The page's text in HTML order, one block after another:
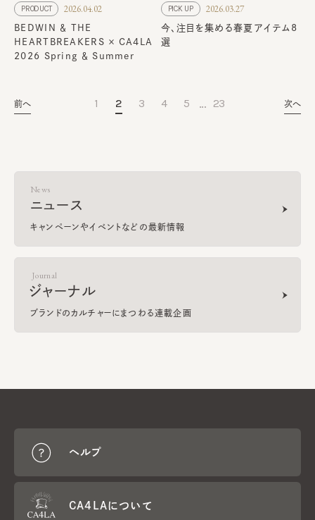
PRODUCT 2026.04.02
BEDWIN ＆ THE
HEARTBREAKERS × CA4LA
2026 Spring ＆ Summer
PICK UP 2026.03.27
今、注目を集める春夏アイテム8
選
前へ 1 2 3 4 5 … 23 次へ
News
ニュース
キャンペーンやイベントなどの最新情報
Journal
ジャーナル
ブランドのカルチャーにまつわる連載企画
ヘルプ
CA4LAについて